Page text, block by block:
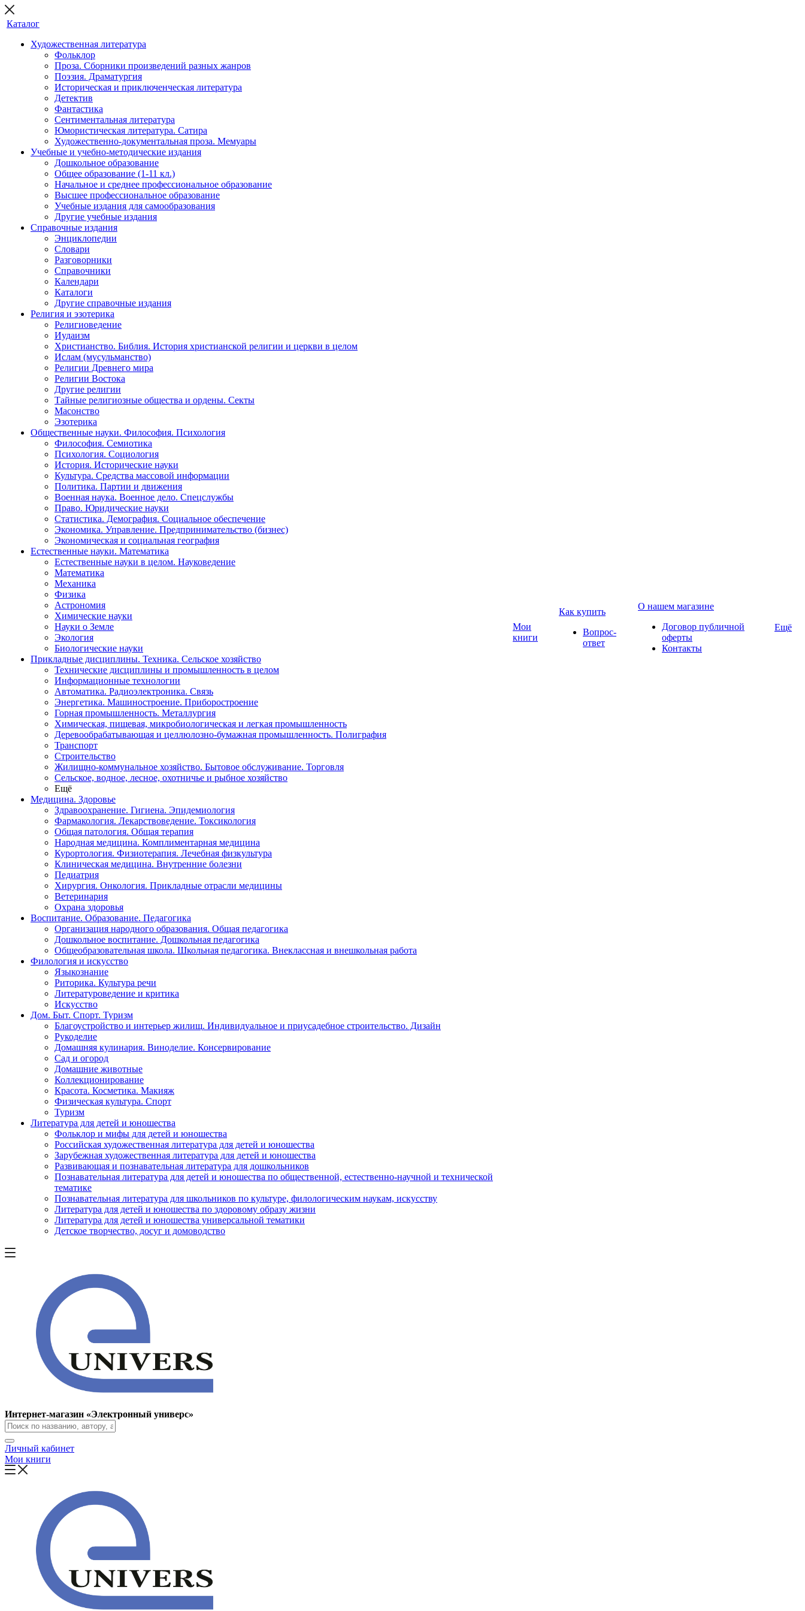
Каталог
Художественная литература
Фольклор
Проза. Сборники произведений разных жанров
Поэзия. Драматургия
Историческая и приключенческая литература
Детектив
Фантастика
Сентиментальная литература
Юмористическая литература. Сатира
Художественно-документальная проза. Мемуары
Учебные и учебно-методические издания
Дошкольное образование
Общее образование (1-11 кл.)
Начальное и среднее профессиональное образование
Высшее профессиональное образование
Учебные издания для самообразования
Другие учебные издания
Справочные издания
Энциклопедии
Словари
Разговорники
Справочники
Календари
Каталоги
Другие справочные издания
Религия и эзотерика
Религиоведение
Иудаизм
Христианство. Библия. История христианской религии и церкви в целом
Ислам (мусульманство)
Религии Древнего мира
Религии Востока
Другие религии
Тайные религиозные общества и ордены. Секты
Масонство
Эзотерика
Общественные науки. Философия. Психология
Философия. Семиотика
Психология. Социология
История. Исторические науки
Культура. Средства массовой информации
Политика. Партии и движения
Военная наука. Военное дело. Спецслужбы
Право. Юридические науки
Статистика. Демография. Социальное обеспечение
Экономика. Управление. Предпринимательство (бизнес)
Экономическая и социальная география
Естественные науки. Математика
Естественные науки в целом. Науковедение
Математика
Механика
Физика
Астрономия
Химические науки
Науки о Земле
Экология
Биологические науки
Прикладные дисциплины. Техника. Сельское хозяйство
Технические дисциплины и промышленность в целом
Информационные технологии
Автоматика. Радиоэлектроника. Связь
Энергетика. Машиностроение. Приборостроение
Горная промышленность. Металлургия
Химическая, пищевая, микробиологическая и легкая промышленность
Деревообрабатывающая и целлюлозно-бумажная промышленность. Полиграфия
Транспорт
Строительство
Жилищно-коммунальное хозяйство. Бытовое обслуживание. Торговля
Сельское, водное, лесное, охотничье и рыбное хозяйство
Ещё
Медицина. Здоровье
Здравоохранение. Гигиена. Эпидемиология
Фармакология. Лекарствоведение. Токсикология
Общая патология. Общая терапия
Народная медицина. Комплиментарная медицина
Курортология. Физиотерапия. Лечебная физкультура
Клиническая медицина. Внутренние болезни
Педиатрия
Хирургия. Онкология. Прикладные отрасли медицины
Ветеринария
Охрана здоровья
Воспитание. Образование. Педагогика
Организация народного образования. Общая педагогика
Дошкольное воспитание. Дошкольная педагогика
Общеобразовательная школа. Школьная педагогика. Внеклассная и внешкольная работа
Филология и искусство
Языкознание
Риторика. Культура речи
Литературоведение и критика
Искусство
Дом. Быт. Спорт. Туризм
Благоустройство и интерьер жилищ. Индивидуальное и приусадебное строительство. Дизайн
Рукоделие
Домашняя кулинария. Виноделие. Консервирование
Сад и огород
Домашние животные
Коллекционирование
Красота. Косметика. Макияж
Физическая культура. Спорт
Туризм
Литература для детей и юношества
Фольклор и мифы для детей и юношества
Российская художественная литература для детей и юношества
Зарубежная художественная литература для детей и юношества
Развивающая и познавательная литература для дошкольников
Познавательная литература для детей и юношества по общественной, естественно-научной и технической
тематике
Познавательная литература для школьников по культуре, филологическим наукам, искусству
Литература для детей и юношества по здоровому образу жизни
Литература для детей и юношества универсальной тематики
Детское творчество, досуг и домоводство
Мои
книги
Как купить
Вопрос-
ответ
О нашем магазине
Договор публичной
оферты
Контакты
Ещё
Интернет-магазин «Электронный универс»
Личный кабинет
Мои книги